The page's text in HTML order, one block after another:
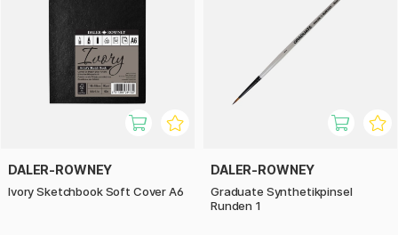
DALER-ROWNEY
Ivory Sketchbook Soft Cover A6
DALER-ROWNEY
Graduate Synthetikpinsel
Runden 1